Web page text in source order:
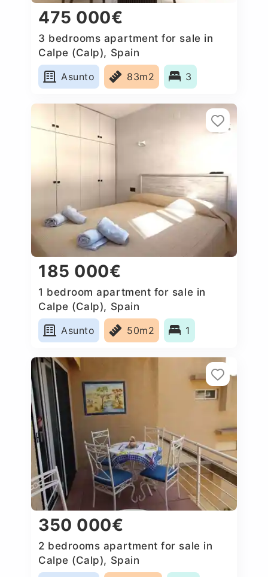
475 000€
3 bedrooms apartment for sale in
Calpe (Calp), Spain
Asunto
83m2 3
185 000€
1 bedroom apartment for sale in
Calpe (Calp), Spain
Asunto
50m2 1
350 000€
2 bedrooms apartment for sale in
Calpe (Calp), Spain